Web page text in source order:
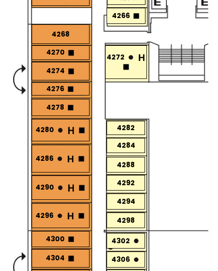
4266
4268
4270
4272
4274
4276
4278
4280
4282
4284
4286
4288
4290
4292
4294
4296
4298
4300
4302
4304
4306